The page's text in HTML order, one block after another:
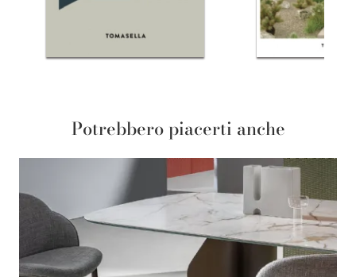
Potrebbero piacerti anche